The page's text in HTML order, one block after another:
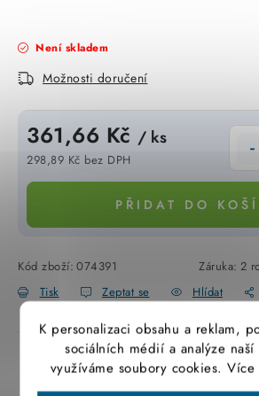
K personalizaci obsahu a reklam,
sociálních médií a analýze naší
využíváme soubory cookies.
CHYTRÁ DOMÁCNOST
LED osvětlení
SVÍTIDLA interiérová
NÁŘADÍ
VÝPRODEJ
Položky bez zařazené kategorie
Není skladem
Možnosti doručení
361,66 Kč / ks
298,89 Kč bez DPH
Měrná cena:
PŘIDAT DO
Kód zboží: 074391 Záruka: 2
Tisk
Zeptat se Hlídat
Popis produktu